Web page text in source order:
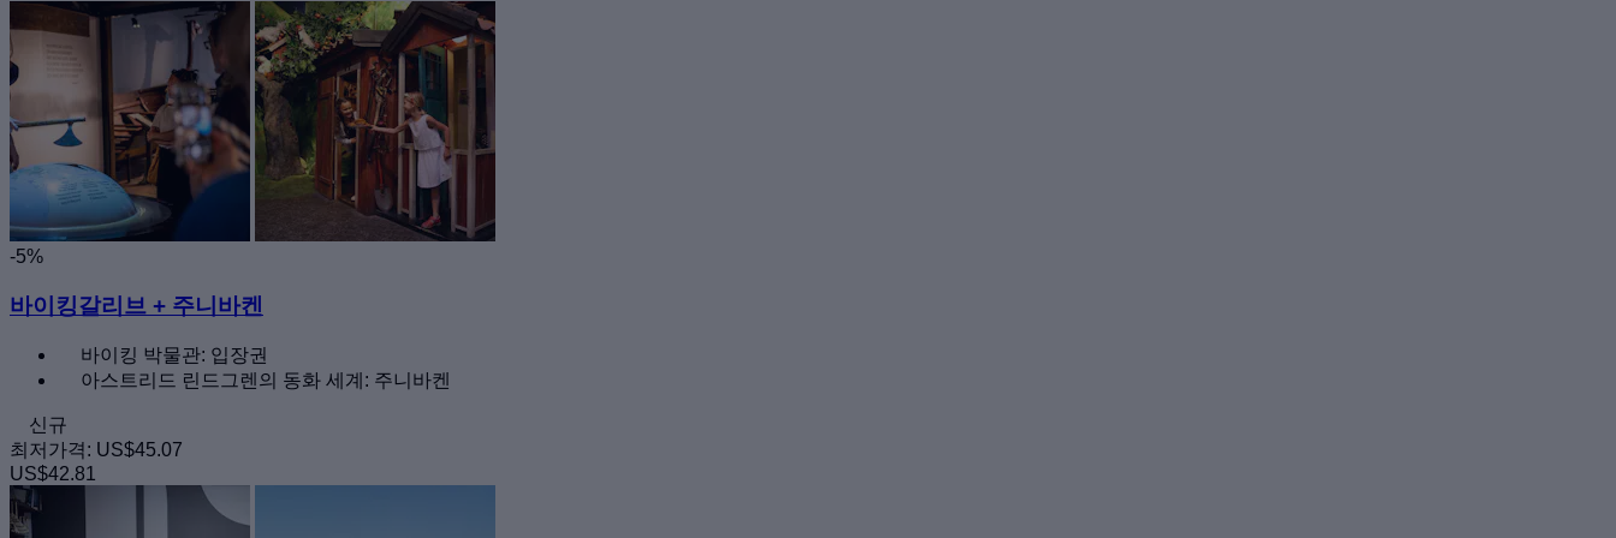
-5%
바이킹갈리브 + 주니바켄
바이킹 박물관: 입장권
아스트리드 린드그렌의 동화 세계: 주니바켄
신규
최저가격: US$45.07
US$42.81